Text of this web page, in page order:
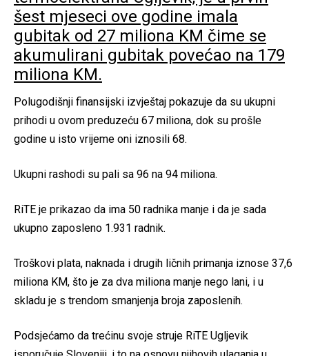
šest mjeseci ove godine imala
gubitak od 27 miliona KM čime se
akumulirani gubitak povećao na 179
miliona KM.
Polugodišnji finansijski izvještaj pokazuje da su ukupni
prihodi u ovom preduzeću 67 miliona, dok su prošle
godine u isto vrijeme oni iznosili 68.
Ukupni rashodi su pali sa 96 na 94 miliona.
RiTE je prikazao da ima 50 radnika manje i da je sada
ukupno zaposleno 1.931 radnik.
Troškovi plata, naknada i drugih ličnih primanja iznose 37,6
miliona KM, što je za dva miliona manje nego lani, i u
skladu je s trendom smanjenja broja zaposlenih.
Podsjećamo da trećinu svoje struje RiTE Ugljevik